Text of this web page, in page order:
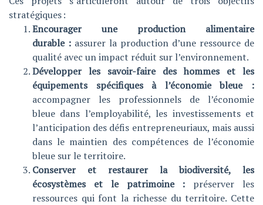
stratégiques :
Encourager une production alimentaire
durable : assurer la production d’une ressource de
qualité avec un impact réduit sur l’environnement.
Développer les savoir-faire des hommes et les
équipements spécifiques à l’économie bleue :
accompagner les professionnels de l’économie
bleue dans l’employabilité, les investissements et
l’anticipation des défis entrepreneuriaux, mais aussi
dans le maintien des compétences de l’économie
bleue sur le territoire.
Conserver et restaurer la biodiversité, les
écosystèmes et le patrimoine : préserver les
ressources qui font la richesse du territoire. Cette